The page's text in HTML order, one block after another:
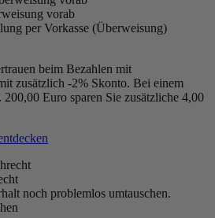
vorab
per Vorkasse (Überweisung)
beim Bezahlen mit
zusätzlich -2% Skonto. Bei einem
Euro sparen Sie zusätzliche 4,00
noch problemlos umtauschen.